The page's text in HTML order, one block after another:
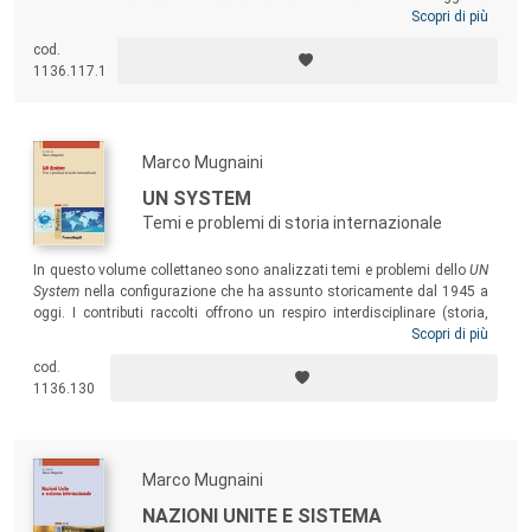
contesto delle trasformazioni della comunità internazionale. Questa
tematici che contribuiscono a delineare meglio alcuni aspetti dell’ONU
nella storia internazionale e arricchiscono il quadro interpretativo dello
Scopri di più
cod.
1136.117.1
Marco Mugnaini
UN SYSTEM
Temi e problemi di storia internazionale
In questo volume collettaneo sono analizzati temi e problemi dello UN
System nella configurazione che ha assunto storicamente dal 1945 a
oggi. I contributi raccolti offrono un respiro interdisciplinare (storia,
UN System,
tiene conto delle potenze grandi e di quelle emergenti o in via di
sviluppo. Questa prospettiva permette di considerare questioni
Scopri di più
cod.
1136.130
Marco Mugnaini
NAZIONI UNITE E SISTEMA